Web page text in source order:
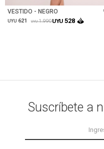
VESTIDO - NEGRO
UYU 621 UYU 1.990UYU 528
Suscríbete a